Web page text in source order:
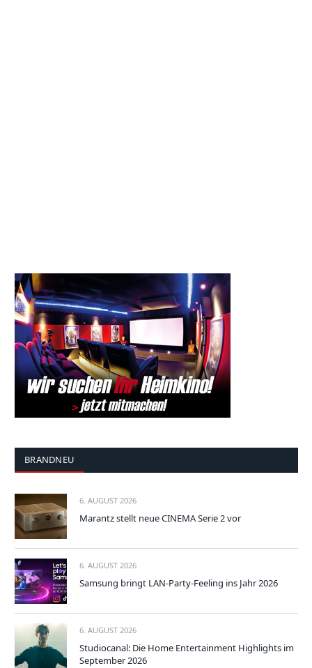
BRANDNEU
6. AUGUST 2026
Marantz stellt neue CINEMA Serie 2 vor
6. AUGUST 2026
Samsung bringt LAN-Party-Feeling ins Jahr 2026
6. AUGUST 2026
Studiocanal: Die Home Entertainment Highlights im
September 2026